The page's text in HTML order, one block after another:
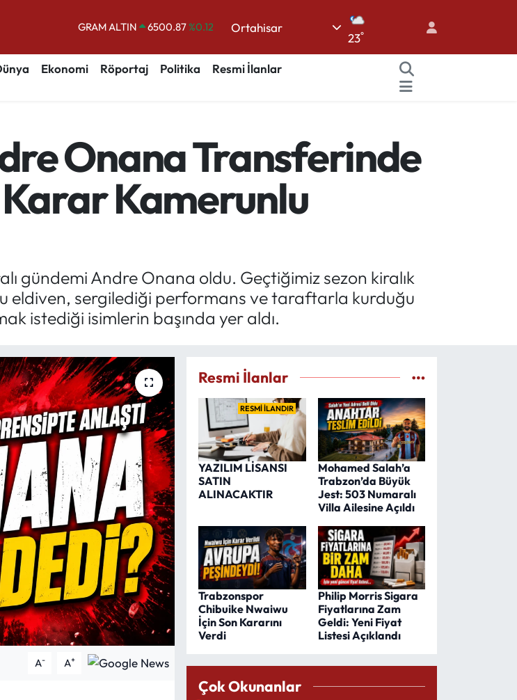
GRAM ALTIN 6500.87%0.12
BİST100
13.799%70
BITCOIN
64.643,95%0.16
STERLİN 64,2143%0
Ortahisar
23°
Ekonomi Röportaj Politika
Resmi İlanlar
Onana Transferinde
Kamerunlu
gündemi Andre Onana oldu. Geçtiğimiz sezon kiralık
eldiven, sergilediği performans ve taraftarla kurduğu
istediği isimlerin başında yer aldı.
A- A+
Resmi İlanlar
RESMİ İLANDIR
YAZILIM LİSANSI
SATIN
ALINACAKTIR
Mohamed Salah’a
Trabzon’da Büyük
Jest: 503 Numaralı
Villa Ailesine Açıldı
Trabzonspor
Chibuike Nwaiwu
İçin Son Kararını
Verdi
Philip Morris Sigara
Fiyatlarına Zam
Geldi: Yeni Fiyat
Listesi Açıklandı
Çok Okunanlar